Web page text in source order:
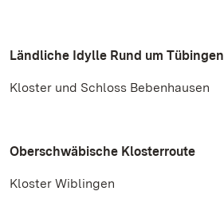
Ländliche Idylle Rund um Tübingen
Kloster und Schloss Bebenhausen
Oberschwäbische Klosterroute
Kloster Wiblingen